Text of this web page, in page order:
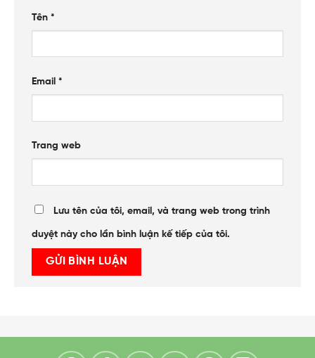
Tên *
Email *
Trang web
Lưu tên của tôi, email, và trang web trong trình
duyệt này cho lần bình luận kế tiếp của tôi.